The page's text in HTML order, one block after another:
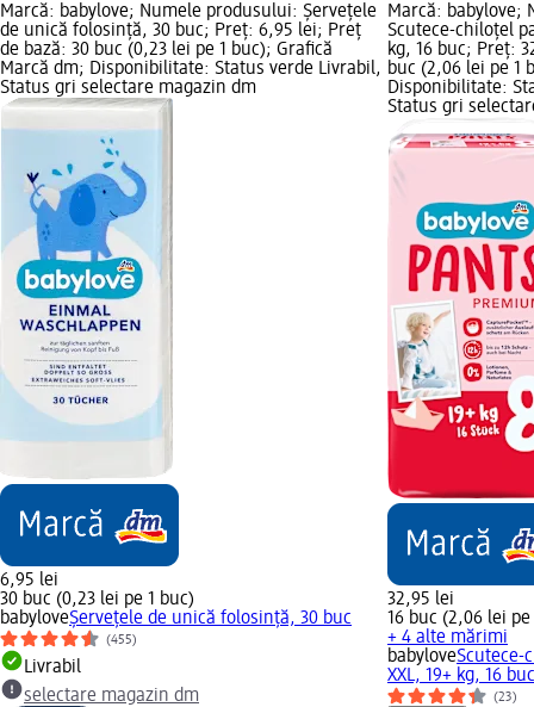
Marcă: babylove; Numele produsului: Şerveţele
de unică folosinţă, 30 buc; Preț: 6,95 lei; Preț
de bază: 30 buc (0,23 lei pe 1 buc); Grafică
Marcă dm; Disponibilitate: Status verde Livrabil,
Status gri selectare magazin dm
6,95 lei
30 buc (0,23 lei pe 1 buc)
babyloveŞerveţele de unică folosinţă, 30 buc
(455)
Livrabil
selectare magazin dm
Marcă: babylove;
Scutece-chiloțel
kg, 16 buc; Preț:
buc (2,06 lei pe 1
Disponibilitate:
Status gri
32,95 lei
16 buc (2,06 lei pe
+ 4 alte mărimi
babyloveScutece-
XXL, 19+ kg, 16 buc
(23)